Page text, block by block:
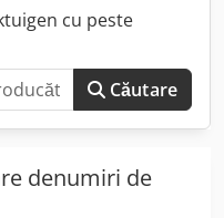
cu peste
Căutare
denumiri de